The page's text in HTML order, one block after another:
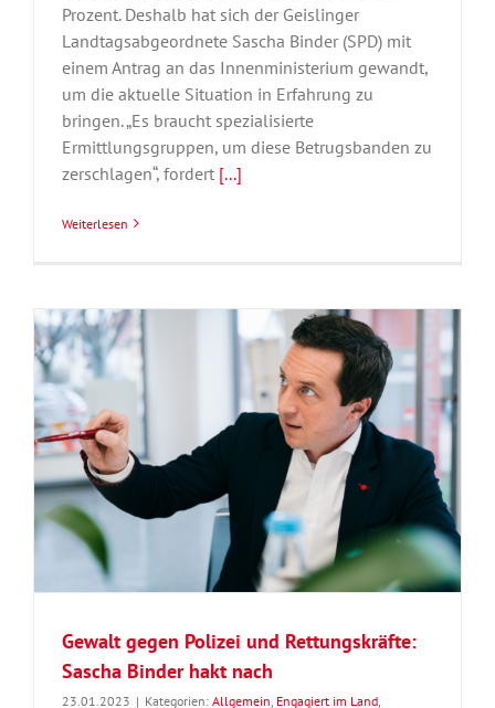
Prozent. Deshalb hat sich der Geislinger
Landtagsabgeordnete Sascha Binder (SPD) mit
einem Antrag an das Innenministerium gewandt,
um die aktuelle Situation in Erfahrung zu
bringen. „Es braucht spezialisierte
Ermittlungsgruppen, um diese Betrugsbanden zu
zerschlagen“, fordert [...]
Weiterlesen
Gewalt gegen Polizei und Rettungskräfte:
Sascha Binder hakt nach
23.01.2023 | Kategorien: Allgemein Engagiert im Land